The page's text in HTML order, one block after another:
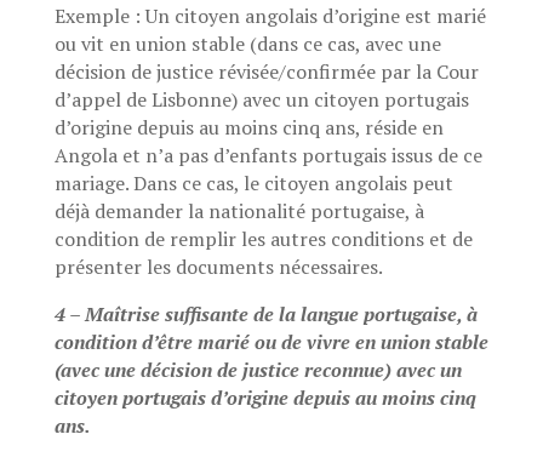
Exemple : Un citoyen angolais d’origine est marié
ou vit en union stable (dans ce cas, avec une
décision de justice révisée/confirmée par la Cour
d’appel de Lisbonne) avec un citoyen portugais
d’origine depuis au moins cinq ans, réside en
Angola et n’a pas d’enfants portugais issus de ce
mariage. Dans ce cas, le citoyen angolais peut
déjà demander la nationalité portugaise, à
condition de remplir les autres conditions et de
présenter les documents nécessaires.
4 – Maîtrise suffisante de la langue portugaise, à
condition d’être marié ou de vivre en union stable
(avec une décision de justice reconnue) avec un
citoyen portugais d’origine depuis au moins cinq
ans.